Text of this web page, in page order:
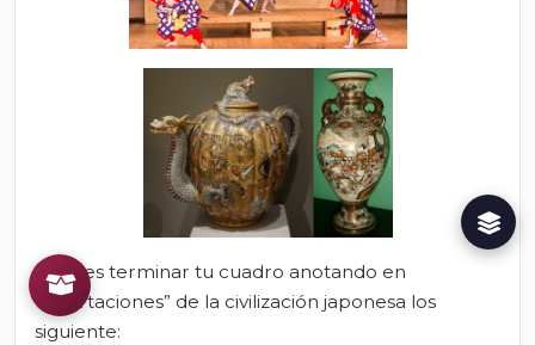
Puedes terminar tu cuadro anotando en
“Aportaciones” de la civilización japonesa los
siguiente: